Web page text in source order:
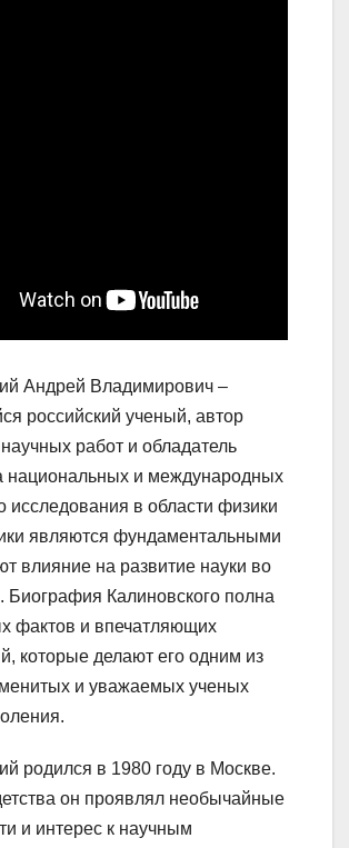
Андрей Владимирович –
российский ученый, автор
работ и обладатель
национальных и международных
исследования в области физики
являются фундаментальными
влияние на развитие науки во
Биография Калиновского полна
фактов и впечатляющих
которые делают его одним из
и уважаемых ученых
родился в 1980 году в Москве.
он проявлял необычайные
и интерес к научным